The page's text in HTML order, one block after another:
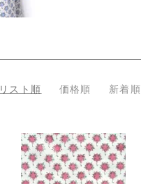
リスト順 価格順 新着順